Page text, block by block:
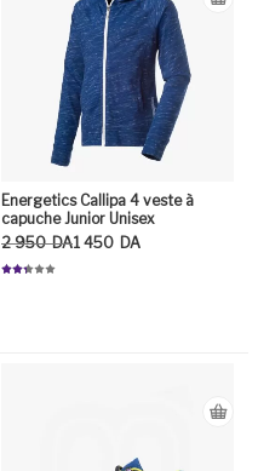
Energetics Callipa 4 veste à
capuche Junior Unisex
2 950 DA
Le prix initial était : 2 950DA.
1 450 DA
Le prix actuel est : 1 450DA.